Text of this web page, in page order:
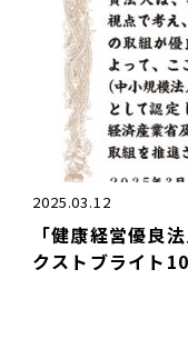
2025.03.12
「健康経営優良
クストブライト